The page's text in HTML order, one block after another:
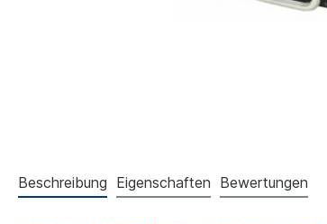
Beschreibung Eigenschaften Bewertungen